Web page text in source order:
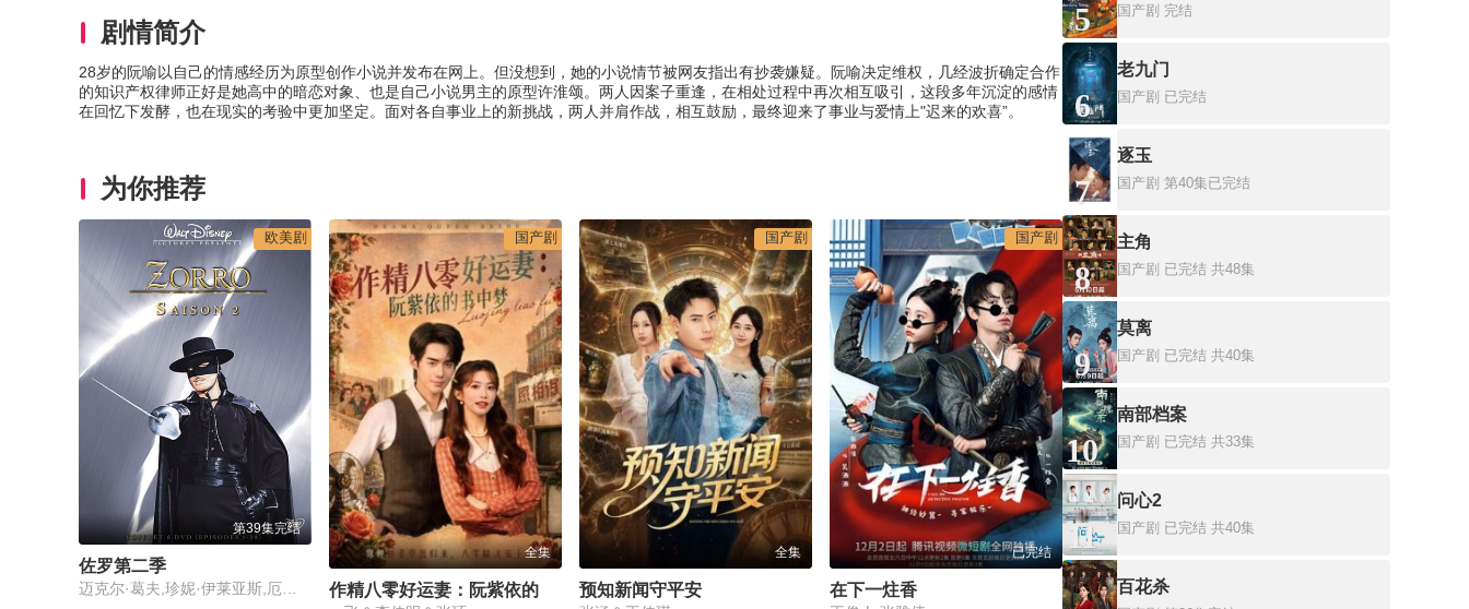
剧情简介
28岁的阮喻以自己的情感经历为原型创作小说并发布在网上。但没想到，她的小说情节被网友指出有抄袭嫌疑。阮喻决定维权，几经波折确定合作
的知识产权律师正好是她高中的暗恋对象、也是自己小说男主的原型许淮颂。两人因案子重逢，在相处过程中再次相互吸引，这段多年沉淀的感情
在回忆下发酵，也在现实的考验中更加坚定。面对各自事业上的新挑战，两人并肩作战，相互鼓励，最终迎来了事业与爱情上"迟来的欢喜”。
为你推荐
欧美剧
第39集完结
佐罗第二季
国产剧
全集
国产剧
全集
预知新闻守平安
国产剧
已完结
在下一炷香
5 国产剧 完结
6
老九门
国产剧 已完结
7
逐玉
国产剧 第40集已完结
8
主角
国产剧 已完结 共48集
9
莫离
国产剧 已完结 共40集
10
南部档案
国产剧 已完结 共33集
11
问心2
国产剧 已完结 共40集
百花杀